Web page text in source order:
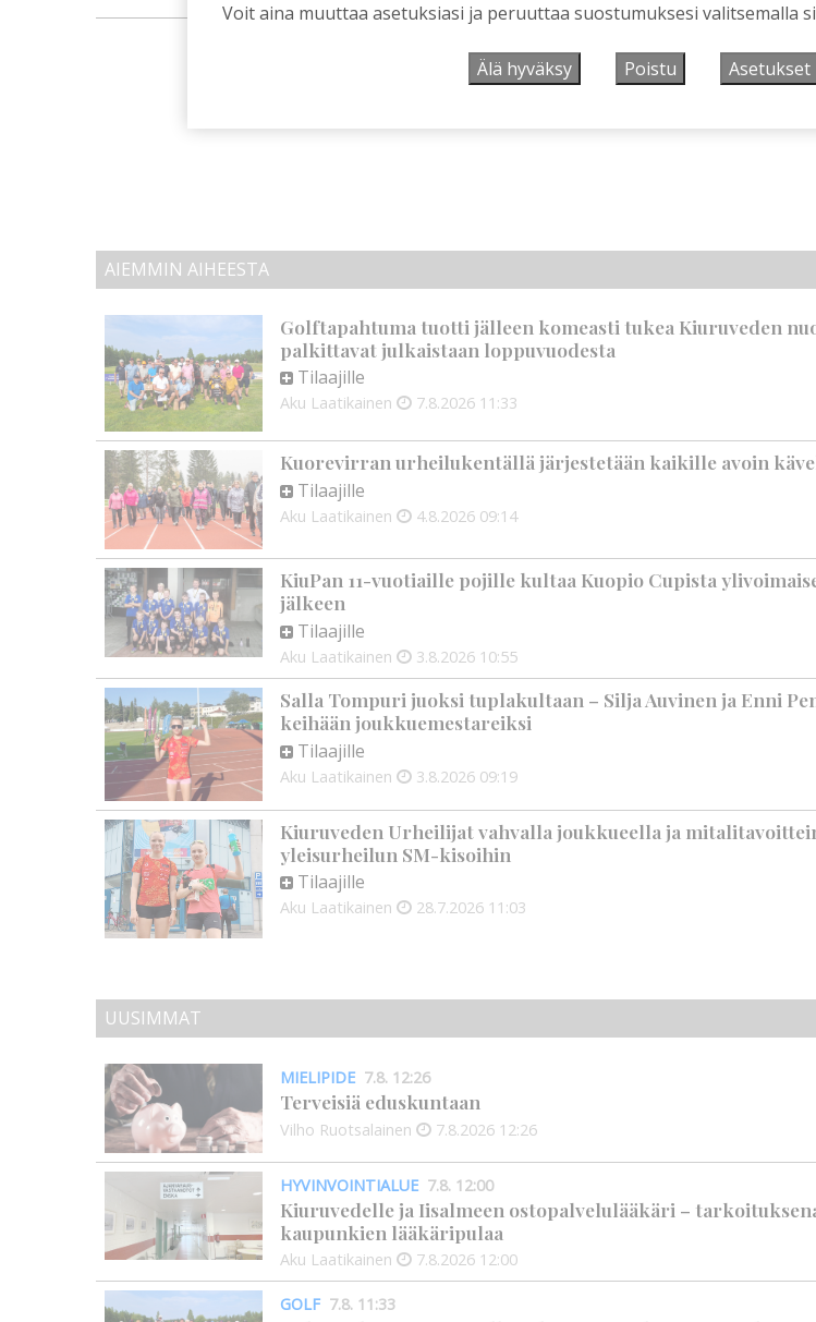
mainos päättyy
AIEMMIN AIHEESTA
Golftapahtuma tuotti jälleen komeasti tukea Kiuruveden
palkittavat julkaistaan loppuvuodesta
Tilaajille
Aku Laatikainen 7.8.2026 11:33
Kuorevirran urheilukentällä järjestetään kaikille avoin
Tilaajille
Aku Laatikainen 4.8.2026 09:14
KiuPan 11-vuotiaille pojille kultaa Kuopio Cupista
jälkeen
Tilaajille
Aku Laatikainen 3.8.2026 10:55
Salla Tompuri juoksi tuplakultaan – Silja Auvinen ja Enni
keihään joukkuemestareiksi
Tilaajille
Aku Laatikainen 3.8.2026 09:19
Kiuruveden Urheilijat vahvalla joukkueella ja
yleisurheilun SM-kisoihin
Tilaajille
Aku Laatikainen 28.7.2026 11:03
UUSIMMAT
MIELIPIDE 7.8. 12:26
Terveisiä eduskuntaan
Vilho Ruotsalainen 7.8.2026 12:26
HYVINVOINTIALUE 7.8. 12:00
Kiuruvedelle ja Iisalmeen ostopalvelulääkäri –
kaupunkien lääkäripulaa
Aku Laatikainen 7.8.2026 12:00
GOLF 7.8. 11:33
Voit aina muuttaa asetuksiasi ja peruuttaa suostumuksesi valitsemalla
Älä hyväksy Poistu Asetukset